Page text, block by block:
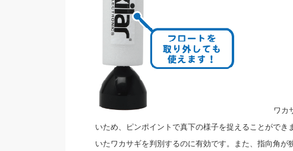
ワカ
いため、ピンポイントで真下の様子を捉えることがで
いたワカサギを判別するのに有効です。また、指向角